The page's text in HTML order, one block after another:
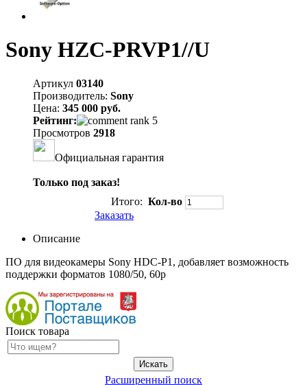
Sony HZC-PRVP1//U
Артикул 03140
Производитель: Sony
Цена: 345 000 руб.
Рейтинг:
Просмотров 2918
Официальная гарантия
Только под заказ!
Итого: Кол-во
Заказать
Описание
ПО для видеокамеры Sony HDC-P1, добавляет возможность
поддержки форматов 1080/50, 60p
Поиск товара
Расширенный поиск